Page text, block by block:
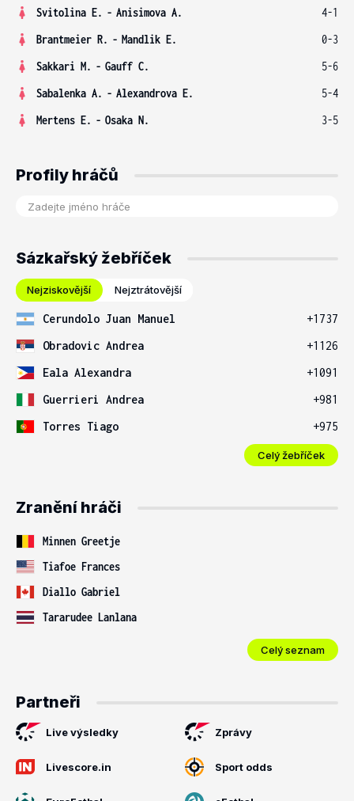
Svitolina E. - Anisimova A.
4-1
Brantmeier R. - Mandlik E.
0-3
Sakkari M. - Gauff C.
5-6
Sabalenka A. - Alexandrova E.
5-4
Mertens E. - Osaka N. 3-5
Profily hráčů
Sázkařský žebříček
Nejziskovější Nejztrátovější
Cerundolo Juan Manuel
+1737
Obradovic Andrea
+1126
Eala Alexandra
+1091
Guerrieri Andrea
+981
Torres Tiago
+975
Celý žebříček
Zranění hráči
Minnen Greetje
Tiafoe Frances
Diallo Gabriel
Tararudee Lanlana
Celý seznam
Partneři
Live výsledky Zprávy
Livescore.in Sport odds